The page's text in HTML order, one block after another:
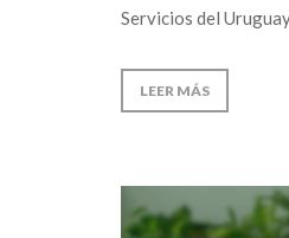
Servicios del
LEER MÁS